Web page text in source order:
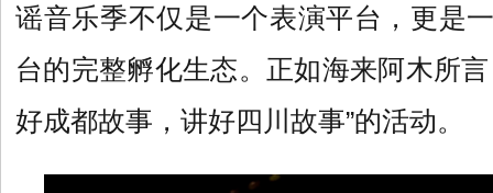
谣音乐季不仅是一个表演平台，更是
台的完整孵化生态。正如海来阿木所
好成都故事，讲好四川故事”的活动。